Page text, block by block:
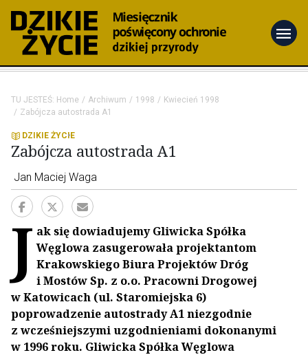
menu
TU JESTEŚ: Home Archiwum 1998
Kwiecień 1998
Zabójcza autostrada A1
DZIKIE ŻYCIE
Zabójcza autostrada A1
Jan Maciej Waga
J ak się dowiadujemy Gliwicka Spółka
Węglowa zasugerowała projektantom
Krakowskiego Biura Projektów Dróg
i Mostów Sp. z o.o. Pracowni Drogowej
w Katowicach (ul. Staromiejska 6)
poprowadzenie autostrady A1 niezgodnie
z wcześniejszymi uzgodnieniami dokonanymi
w 1996 roku. Gliwicka Spółka Węglowa